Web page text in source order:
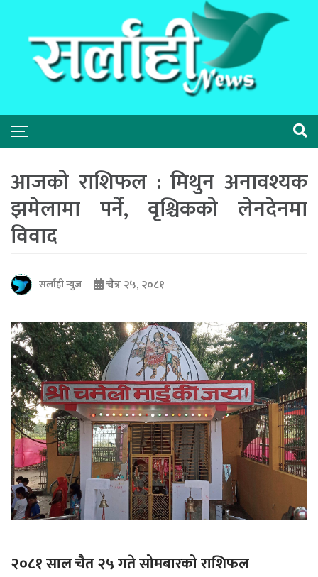
आजको राशिफल : मिथुन अनावश्यक
झमेलामा पर्ने, वृश्चिकको लेनदेनमा
विवाद
सर्लाही न्युज चैत्र २५, २०८१
२०८१ साल चैत २५ गते सोमबारको राशिफल